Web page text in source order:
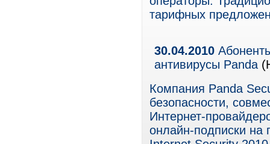
тарифных
30.04.2010
антивирусы Panda
Компания Panda
безопасности,
Интернет-
онлайн-подписки на